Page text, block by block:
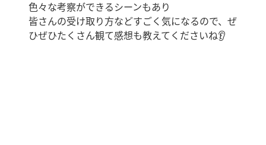
色々な考察ができるシーンもあり
皆さんの受け取り方などすごく気になるので、ぜ
ひぜひたくさん観て感想も教えてくださいね👂